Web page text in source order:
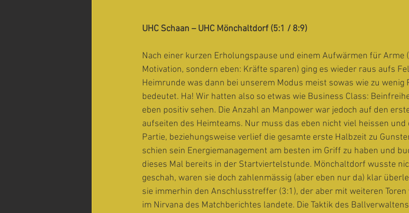
UHC Schaan – UHC Mönchaltdorf (5:1 / 8:9)
Nach einer kurzen Erholungspause und einem Aufwärmen für Arme
Motivation, sondern eben: Kräfte sparen) ging es wieder raus aufs
Heimrunde was dann bei unserem Modus meist sowas wie zu
bedeutet. Ha! Wir hatten also so etwas wie Business Class:
eben positiv sehen. Die Anzahl an Manpower war jedoch auf den
aufseiten des Heimteams. Nur muss das eben nicht viel heissen
Partie, beziehungsweise verlief die gesamte erste Halbzeit zu
schien sein Energiemanagement am besten im Griff zu haben und
dieses Mal bereits in der Startviertelstunde. Mönchaltdorf wusste
geschah, waren sie doch zahlenmässig (aber eben nur da) klar
sie immerhin den Anschlusstreffer (3:1), der aber mit weiteren
im Nirvana des Matchberichtes landete. Die Taktik des